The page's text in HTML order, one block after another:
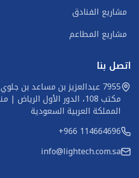
مشاريع الفنادق
مشاريع المطاعم
اتصل بنا
7955 عبدالعزيز بن مساعد بن
مكتب 108، الدور الأول
المملكة العربية السعودية
+966 114664696
info@lightech.com.sa